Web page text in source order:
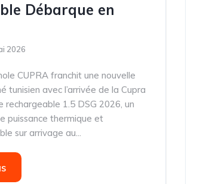
Débarque en
2026
CUPRA franchit une nouvelle
tunisien avec l’arrivée de la Cupra
rechargeable 1.5 DSG 2026, un
puissance thermique et
sur arrivage au...